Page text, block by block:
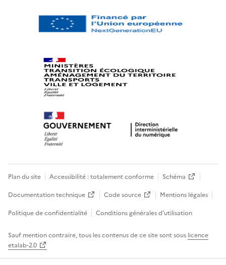
Plan du site Accessibilité : totalement conforme
Schéma
Documentation technique
Code source
Mentions légales
Politique de confidentialité
Conditions générales d’utilisation
Sauf mention contraire, tous les contenus de ce site sont sous licence
etalab-2.0